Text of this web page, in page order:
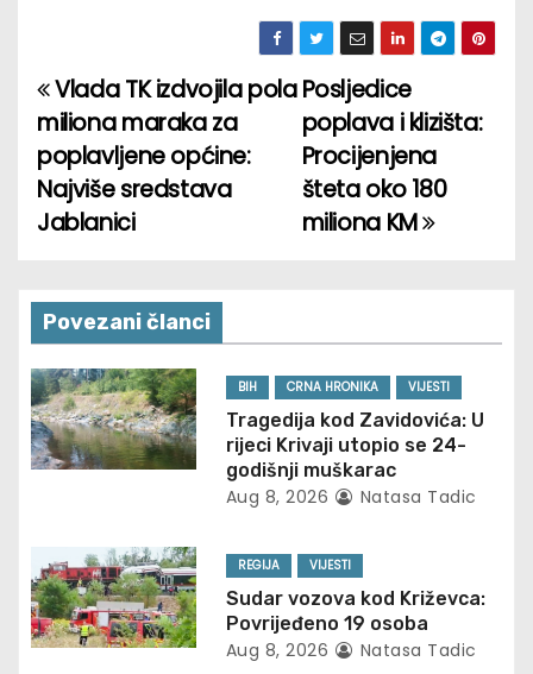
P
o
s
n
a
v
i
t
i
Posljedice
poplava i klizišta:
Procijenjena
šteta oko 180
miliona KM
Vlada TK izdvojila pola
miliona maraka za
poplavljene općine:
Najviše sredstava
Jablanici
Povezani članci
BIH CRNA HRONIKA VIJESTI
Tragedija kod Zavidovića: U
rijeci Krivaji utopio se 24-
godišnji muškarac
Aug 8, 2026 Natasa Tadic
REGIJA VIJESTI
Sudar vozova kod Križevca:
Povrijeđeno 19 osoba
Aug 8, 2026 Natasa Tadic